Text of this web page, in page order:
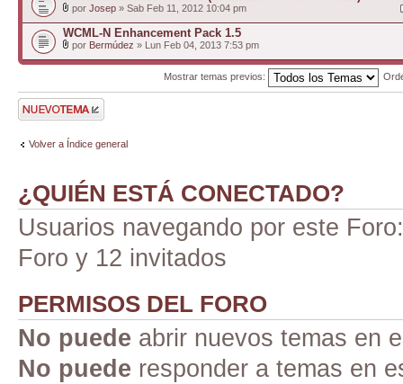
por Josep » Sab Feb 11, 2012 10:04 pm
WCML-N Enhancement Pack 1.5
por Bermúdez » Lun Feb 04, 2013 7:53 pm
Mostrar temas previos:
Publicar un nuevo
tema
Volver a Índice general
¿QUIÉN ESTÁ CONECTADO?
Usuarios navegando por este
Foro y 12 invitados
PERMISOS DEL FORO
No puede abrir nuevos temas en
No puede responder a temas en